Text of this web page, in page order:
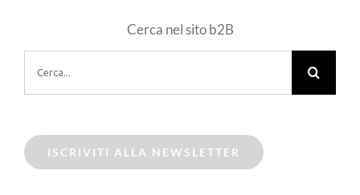
Cerca nel sito b2B
per:
ISCRIVITI ALLA NEWSLETTER